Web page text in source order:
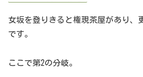
女坂を登りきると権現茶屋があり、
です。
ここで第2の分岐。